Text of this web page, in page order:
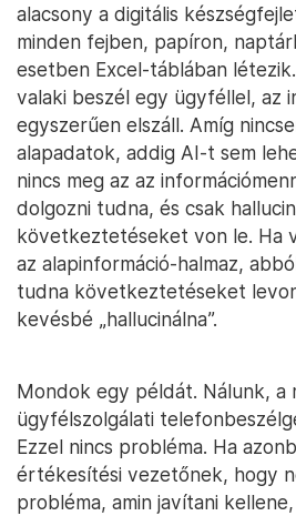
alacsony a digitális
minden fejben, papíron,
esetben Excel-táblában
valaki beszél egy ügyféllel, az
egyszerűen elszáll. Amíg
alapadatok, addig AI-t sem
nincs meg az az
dolgozni tudna, és csak
következtetéseket von le. Ha
az alapinformáció-halmaz,
tudna következtetéseket
kevésbé „hallucinálna”.
Mondok egy példát. Nálunk, a
ügyfélszolgálati
Ezzel nincs probléma. Ha
értékesítési vezetőnek, hogy
probléma, amin javítani